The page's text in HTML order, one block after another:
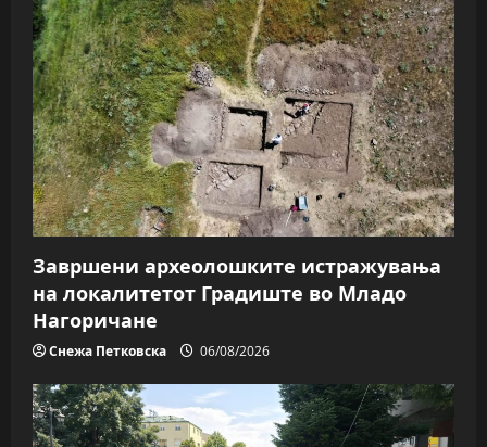
Завршени археолошките истражувања
на локалитетот Градиште во Младо
Нагоричане
Снежа Петковска 06/08/2026